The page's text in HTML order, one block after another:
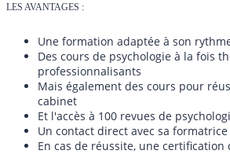
LES AVANTAGES :
Une formation adaptée à son
Des cours de psychologie à la fois
professionnalisants
Mais également des cours pour
cabinet
Et l'accès à 100 revues de
Un contact direct avec sa formatrice
En cas de réussite, une certification